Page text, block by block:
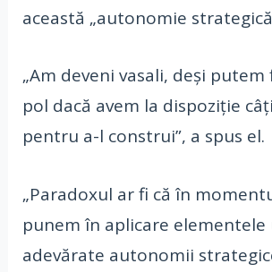
această „autonomie
„Am deveni vasali, deşi
pol dacă avem la dispoziţie
pentru a-l construi”, a spus el.
„Paradoxul ar fi că în
punem în aplicare elementele
adevărate autonomii